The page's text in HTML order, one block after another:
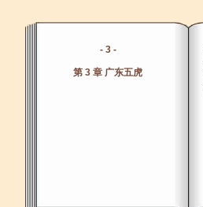
- 3 -
第 3 章 广东五虎